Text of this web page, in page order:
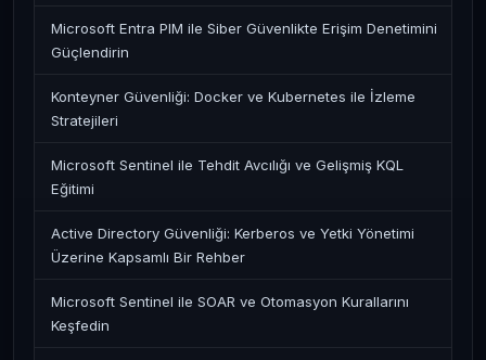
Microsoft Entra PIM ile Siber Güvenlikte Erişim Denetimini
Güçlendirin
Konteyner Güvenliği: Docker ve Kubernetes ile İzleme
Stratejileri
Microsoft Sentinel ile Tehdit Avcılığı ve Gelişmiş KQL
Eğitimi
Active Directory Güvenliği: Kerberos ve Yetki Yönetimi
Üzerine Kapsamlı Bir Rehber
Microsoft Sentinel ile SOAR ve Otomasyon Kurallarını
Keşfedin